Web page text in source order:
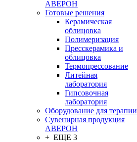
АВЕРОН
Готовые решения
Керамическая
облицовка
Полимеризация
Пресскерамика и
облицовка
Термопрессование
Литейная
лаборатория
Гипсовочная
лаборатория
Оборудование для терапии
Сувенирная продукция
АВЕРОН
+ ЕЩЕ 3